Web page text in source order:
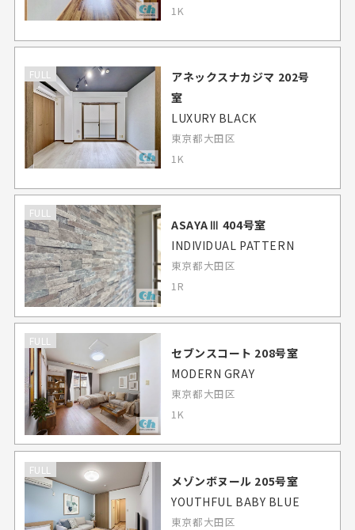
1K
FULL
アネックスナカジマ 202号
室
LUXURY BLACK
東京都大田区
1K
FULL
ASAYAⅢ 404号室
INDIVIDUAL PATTERN
東京都大田区
1R
FULL
セブンスコート 208号室
MODERN GRAY
東京都大田区
1K
FULL
メゾンボヌール 205号室
YOUTHFUL BABY BLUE
東京都大田区